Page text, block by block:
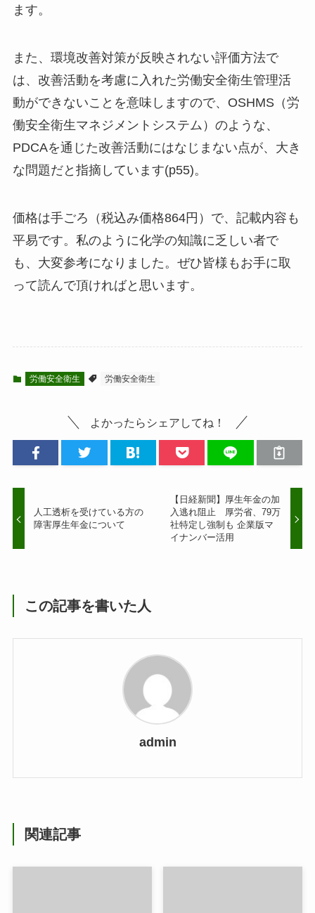
ます。
また、環境改善対策が反映されない評価方法で
は、改善活動を考慮に入れた労働安全衛生管理活
動ができないことを意味しますので、OSHMS（労
働安全衛生マネジメントシステム）のような、
PDCAを通じた改善活動にはなじまない点が、大き
な問題だと指摘しています(p55)。
価格は手ごろ（税込み価格864円）で、記載内容も
平易です。私のように化学の知識に乏しい者で
も、大変参考になりました。ぜひ皆様もお手に取
って読んで頂ければと思います。
労働安全衛生 労働安全衛生
よかったらシェアしてね！
人工透析を受けている方の
障害厚生年金について
【日経新聞】厚生年金の加
入逃れ阻止 厚労省、79万
社特定し強制も 企業版マ
イナンバー活用
この記事を書いた人
admin
関連記事